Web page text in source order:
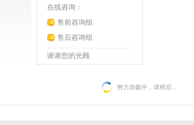
在线咨询：
售前咨询组
售后咨询组
谢谢您的光顾
努力加载中，请稍后...